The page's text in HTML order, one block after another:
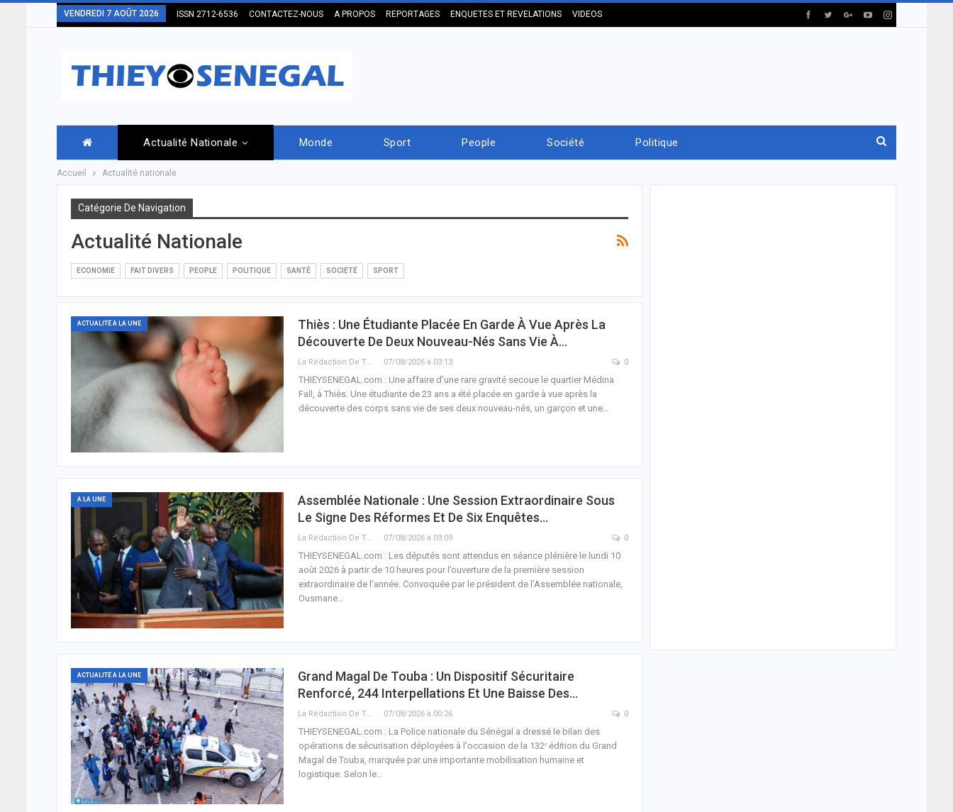
VENDREDI 7 AOÛT 2026 ISSN 2712-6536 CONTACTEZ-NOUS A PROPOS REPORTAGES ENQUETES ET REVELATIONS VIDEOS
Actualité Nationale Monde Sport People Société Politique
Accueil Actualité nationale
Catégorie De Navigation
Actualité Nationale
ECONOMIE FAIT DIVERS PEOPLE POLITIQUE SANTÉ SOCIÉTÉ SPORT
ACTUALITÉ À LA UNE
Thiès : Une Étudiante Placée En Garde À Vue Après La
Découverte De Deux Nouveau-Nés Sans Vie À…
07/08/2026 à 03:13 0
THIEYSENEGAL.com : Une affaire d'une rare gravité secoue le quartier Médina
Fall, à Thiès. Une étudiante de 23 ans a été placée en garde à vue après la
découverte des corps sans vie de ses deux nouveau-nés, un garçon et une…
A LA UNE
Assemblée Nationale : Une Session Extraordinaire Sous
Le Signe Des Réformes Et De Six Enquêtes…
07/08/2026 à 03:09 0
THIEYSENEGAL.com : Les députés sont attendus en séance plénière le lundi 10
août 2026 à partir de 10 heures pour l’ouverture de la première session
extraordinaire de l’année. Convoquée par le président de l’Assemblée nationale,
Ousmane…
ACTUALITÉ À LA UNE
Grand Magal De Touba : Un Dispositif Sécuritaire
Renforcé, 244 Interpellations Et Une Baisse Des…
07/08/2026 à 00:26 0
THIEYSENEGAL.com : La Police nationale du Sénégal a dressé le bilan des
opérations de sécurisation déployées à l'occasion de la 132ᵉ édition du Grand
Magal de Touba, marquée par une importante mobilisation humaine et
logistique. Selon le…